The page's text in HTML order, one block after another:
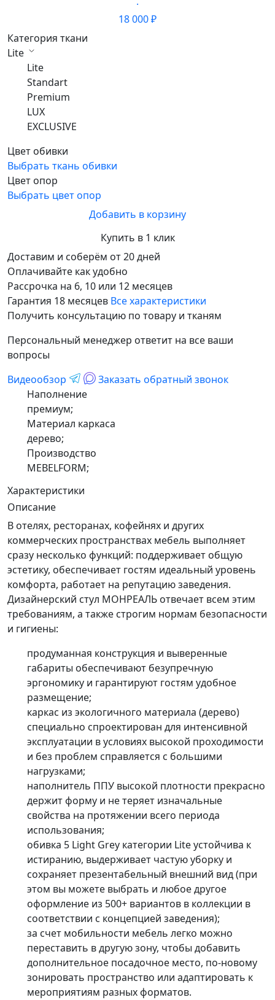
·
18 000 ₽
Категория ткани
Lite
Lite
Standart
Premium
LUX
EXCLUSIVE
Цвет обивки
Выбрать ткань обивки
Цвет опор
Выбрать цвет опор
Добавить в корзину
Купить в 1 клик
Доставим и соберём от 20 дней
Оплачивайте как удобно
Рассрочка на 6, 10 или 12 месяцев
Гарантия 18 месяцев Все характеристики
Получить консультацию по товару и тканям
Персональный менеджер ответит на все ваши
вопросы
Видеообзор
Заказать обратный звонок
Наполнение
премиум;
Материал каркаса
дерево;
Производство
MEBELFORM;
Характеристики
Описание
В отелях, ресторанах, кофейнях и других
коммерческих пространствах мебель выполняет
сразу несколько функций: поддерживает общую
эстетику, обеспечивает гостям идеальный уровень
комфорта, работает на репутацию заведения.
Дизайнерский стул МОНРЕАЛЬ отвечает всем этим
требованиям, а также строгим нормам безопасности
и гигиены:
продуманная конструкция и выверенные
габариты обеспечивают безупречную
эргономику и гарантируют гостям удобное
размещение;
каркас из экологичного материала (дерево)
специально спроектирован для интенсивной
эксплуатации в условиях высокой проходимости
и без проблем справляется с большими
нагрузками;
наполнитель ППУ высокой плотности прекрасно
держит форму и не теряет изначальные
свойства на протяжении всего периода
использования;
обивка 5 Light Grey категории Liteустойчива к
истиранию, выдерживает частую уборку и
сохраняет презентабельный внешний вид (при
этом вы можете выбрать и любое другое
оформление из 500+ вариантов в коллекции в
соответствии с концепцией заведения);
за счет мобильности мебель легко можно
переставить в другую зону, чтобы добавить
дополнительное посадочное место, по-новому
зонировать пространство или адаптировать к
мероприятиям разных форматов.